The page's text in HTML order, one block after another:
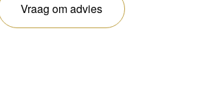
Vraag om advies